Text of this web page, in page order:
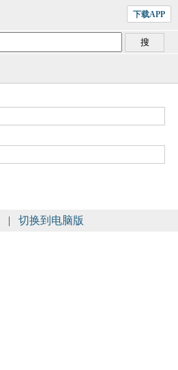
下载APP
| 切换到电脑版